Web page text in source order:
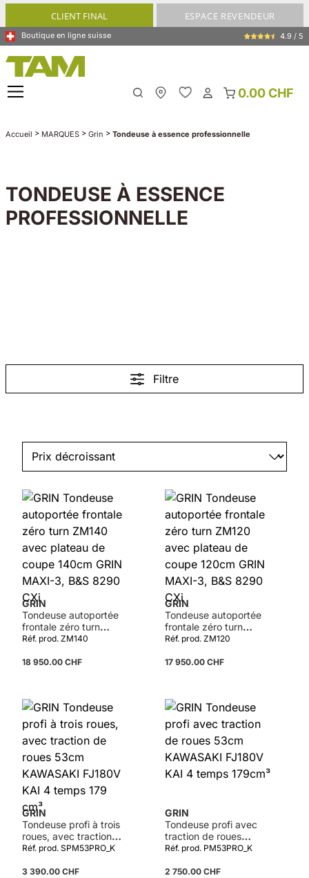
principalCLIENT FINAL ESPACE REVENDEUR
Boutique en ligne suisse 4.9 / 5
0.00 CHF
Accueil > MARQUES > Grin > Tondeuse à essence professionnelle
TONDEUSE À ESSENCE
PROFESSIONNELLE
Filtre
GRIN
Tondeuse autoportée
frontale zéro turn
ZM140 avec plateau
MAXI-3, B&S 8290
Réf. prod. ZM140
18 950.00 CHF
GRIN
Tondeuse autoportée
frontale zéro turn
ZM120 avec plateau
MAXI-3, B&S 8290
Réf. prod. ZM120
17 950.00 CHF
GRIN
Tondeuse profi à trois
roues, avec traction
de roues 53cm
KAI 4 temps 179 cm³
Réf. prod. SPM53PRO_K
3 390.00 CHF
GRIN
Tondeuse profi avec
traction de roues
53cm KAWASAKI
179cm³
Réf. prod. PM53PRO_K
2 750.00 CHF